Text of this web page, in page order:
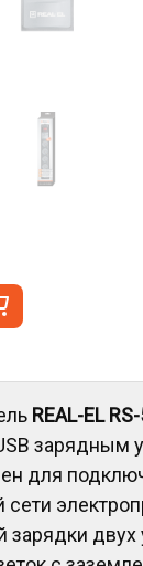
REAL-EL
зарядным
для
сети
двух